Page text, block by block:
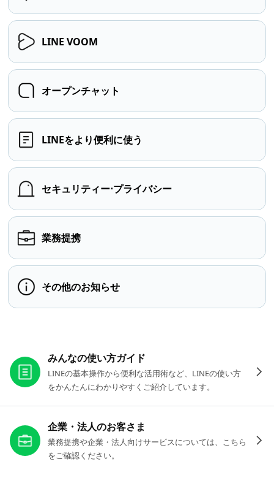
LINE VOOM
オープンチャット
LINEをより便利に使う
セキュリティー⋅プライバシー
業務提携
その他のお知らせ
みんなの使い方ガイド
LINEの基本操作から便利な活用術など、LINEの使い方
をかんたんにわかりやすくご紹介しています。
企業・法人のお客さま
業務提携や企業・法人向けサービスについては、こちら
をご確認ください。